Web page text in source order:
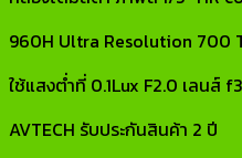
960H Ultra Resolution 700
ใช้แสงต่ำที่ 0.1Lux F2.0 เลนส์
AVTECH รับประกันสินค้า 2 ปี